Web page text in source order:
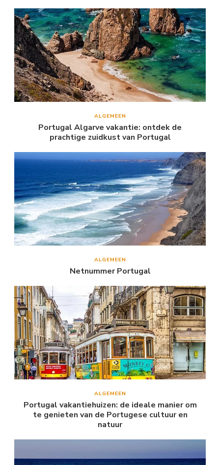
ALGEMEEN
Portugal Algarve vakantie: ontdek de
prachtige zuidkust van Portugal
ALGEMEEN
Netnummer Portugal
ALGEMEEN
Portugal vakantiehuizen: de ideale manier om
te genieten van de Portugese cultuur en
natuur